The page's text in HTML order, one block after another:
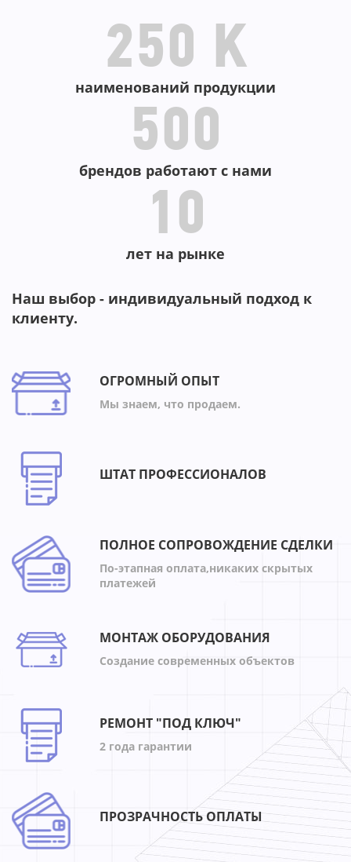
250 K
наименований продукции
500
брендов работают с нами
10
лет на рынке
Наш выбор - индивидуальный подход к
клиенту.
ОГРОМНЫЙ ОПЫТ
Мы знаем, что продаем.
ШТАТ ПРОФЕССИОНАЛОВ
ПОЛНОЕ СОПРОВОЖДЕНИЕ СДЕЛКИ
По-этапная оплата,никаких скрытых
платежей
МОНТАЖ ОБОРУДОВАНИЯ
Создание современных объектов
РЕМОНТ "ПОД КЛЮЧ"
2 года гарантии
ПРОЗРАЧНОСТЬ ОПЛАТЫ